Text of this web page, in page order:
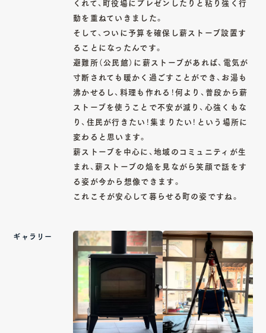
SHOP INFO
08
CONTACT
お問い合わせ
Copy mail address
Instagram Youtube Facebook
動を重ねていきました。
そして、ついに予算を確保し薪ストーブ設置す
ることになったんです。
避難所（公民館）に薪ストーブがあれば、電気が
寸断されても暖かく過ごすことができ、お湯も
沸かせるし、料理も作れる！何より、普段から薪
ストーブを使うことで不安が減り、心強くもな
り、住民が行きたい！集まりたい！という場所に
変わると思います。
薪ストーブを中心に、地域のコミュニティが生
まれ、薪ストーブの焔を見ながら笑顔で話をす
る姿が今から想像できます。
これこそが安心して暮らせる町の姿ですね。
ギャラリー